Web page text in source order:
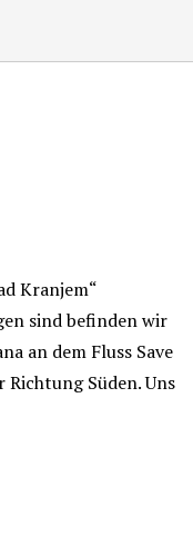
Kranjem“
sind befinden wir
an dem Fluss Save
Süden. Uns